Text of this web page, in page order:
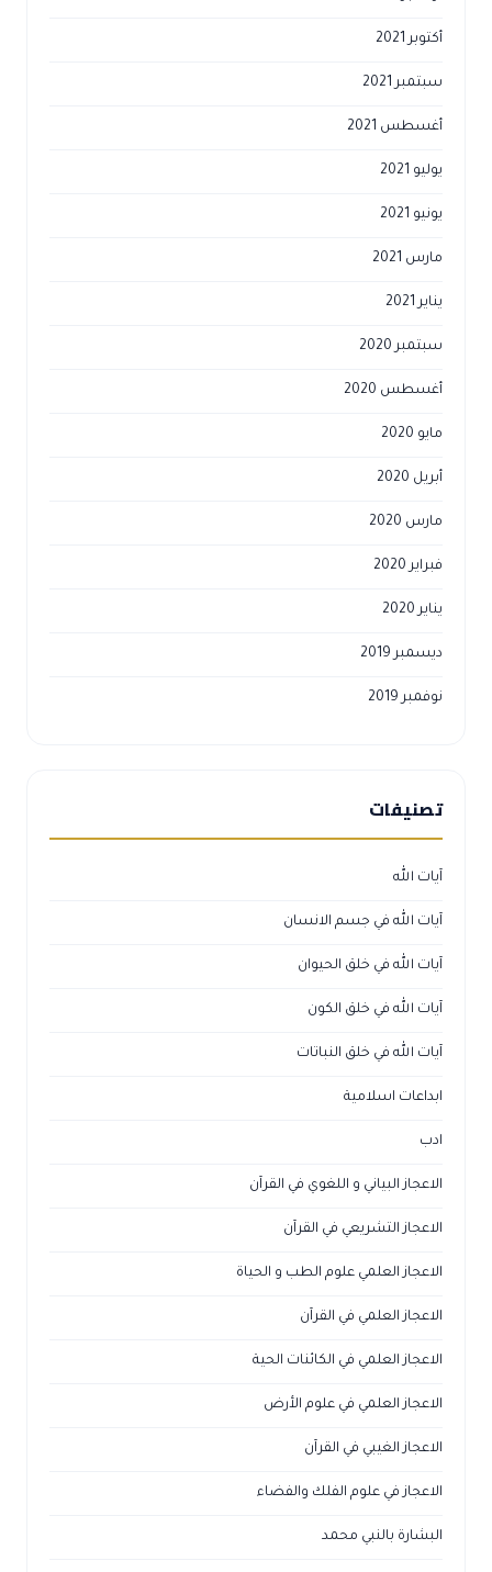
أكتوبر 2021
سبتمبر 2021
أغسطس 2021
يوليو 2021
يونيو 2021
مارس 2021
يناير 2021
سبتمبر 2020
أغسطس 2020
مايو 2020
أبريل 2020
مارس 2020
فبراير 2020
يناير 2020
ديسمبر 2019
نوفمبر 2019
تصنيفات
آيات الله
آيات الله في جسم الانسان
آيات الله في خلق الحيوان
آيات الله في خلق الكون
آيات الله في خلق النباتات
ابداعات اسلامية
ادب
الاعجاز البياني و اللغوي في القرآن
الاعجاز التشريعي في القرآن
الاعجاز العلمي علوم الطب و الحياة
الاعجاز العلمي في القرآن
الاعجاز العلمي في الكائنات الحية
الاعجاز العلمي في علوم الأرض
الاعجاز الغيبي في القرآن
الاعجاز في علوم الفلك والفضاء
البشارة بالنبي محمد